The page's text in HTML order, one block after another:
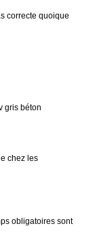
correcte quoique
gris béton
chez les
obligatoires sont